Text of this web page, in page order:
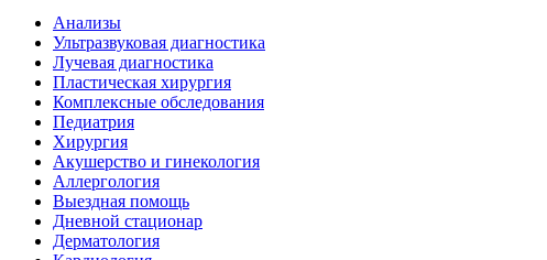
Анализы
Ультразвуковая диагностика
Лучевая диагностика
Пластическая хирургия
Комплексные обследования
Педиатрия
Хирургия
Акушерство и гинекология
Аллергология
Выездная помощь
Дневной стационар
Дерматология